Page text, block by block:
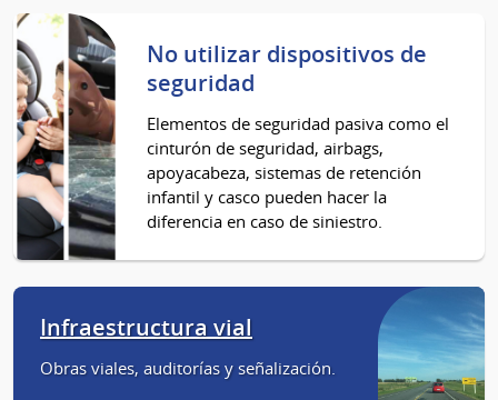
No utilizar dispositivos de
seguridad
Elementos de seguridad pasiva como el
cinturón de seguridad, airbags,
apoyacabeza, sistemas de retención
infantil y casco pueden hacer la
diferencia en caso de siniestro.
Infraestructura vial
Obras viales, auditorías y señalización.